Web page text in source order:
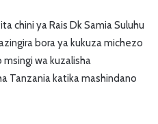
chini ya Rais Dk Samia Suluhu
bora ya kukuza michezo
wa kuzalisha
Tanzania katika mashindano